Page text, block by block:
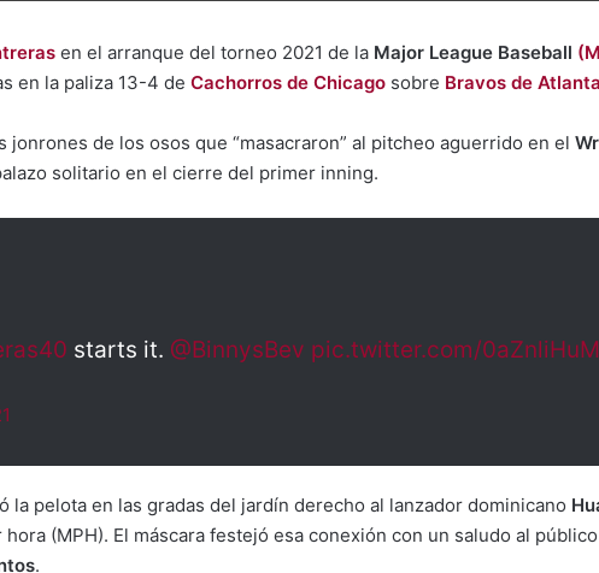
en el arranque del torneo 2021 de la Major League Baseball
en la paliza 13-4 de Cachorros de Chicago sobre Bravos de Atlanta
de los osos que “masacraron” al pitcheo aguerrido en el
solitario en el cierre del primer inning.
starts it. @BinnysBev pic.twitter.com/
la pelota en las gradas del jardín derecho al lanzador dominicano
(MPH). El máscara festejó esa conexión con un saludo al
.